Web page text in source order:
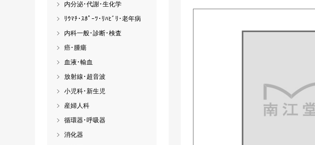
内分泌･代謝･生化学
ﾘｳﾏﾁ･ｽﾎﾟｰﾂ･ﾘﾊﾋﾞﾘ･老年病
内科一般･診断･検査
癌･腫瘍
血液･輸血
放射線･超音波
小児科･新生児
産婦人科
循環器･呼吸器
消化器